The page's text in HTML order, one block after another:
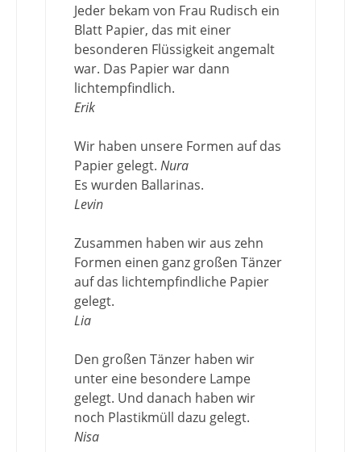
Jeder bekam von Frau Rudisch ein
Blatt Papier, das mit einer
besonderen Flüssigkeit angemalt
war. Das Papier war dann
lichtempfindlich.
Erik
Wir haben unsere Formen auf das
Papier gelegt. Nura
Es wurden Ballarinas.
Levin
Zusammen haben wir aus zehn
Formen einen ganz großen Tänzer
auf das lichtempfindliche Papier
gelegt.
Lia
Den großen Tänzer haben wir
unter eine besondere Lampe
gelegt. Und danach haben wir
noch Plastikmüll dazu gelegt.
Nisa